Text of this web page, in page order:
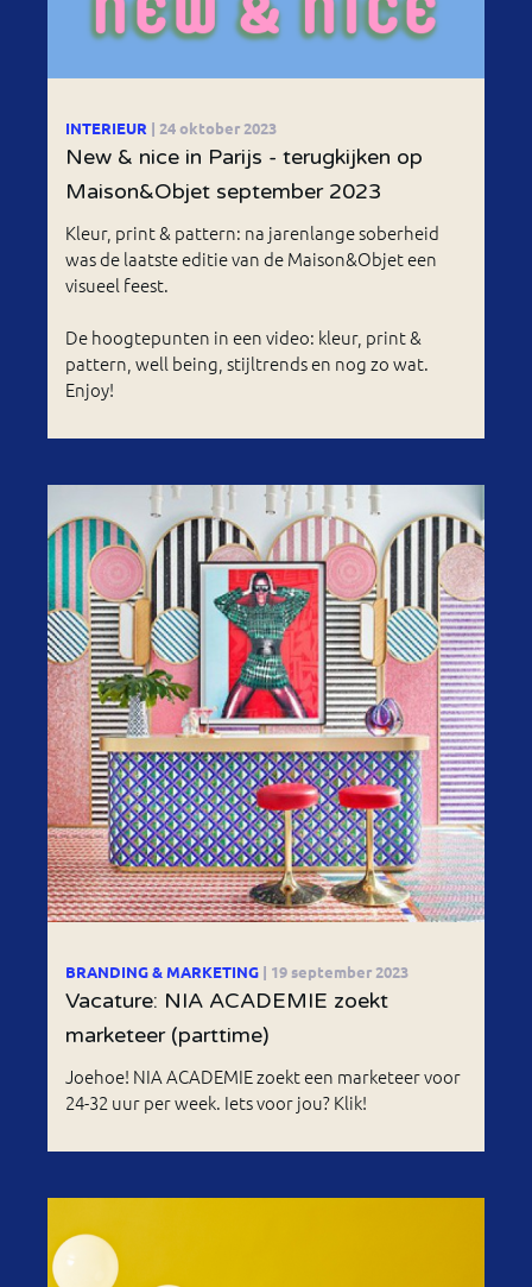
INTERIEUR | 24 oktober 2023
New & nice in Parijs - terugkijken op
Maison&Objet september 2023
Kleur, print & pattern: na jarenlange soberheid
was de laatste editie van de Maison&Objet een
visueel feest.
De hoogtepunten in een video: kleur, print &
pattern, well being, stijltrends en nog zo wat.
Enjoy!
BRANDING & MARKETING | 19 september 2023
Vacature: NIA ACADEMIE zoekt
marketeer (parttime)
Joehoe! NIA ACADEMIE zoekt een marketeer voor
24-32 uur per week. Iets voor jou? Klik!